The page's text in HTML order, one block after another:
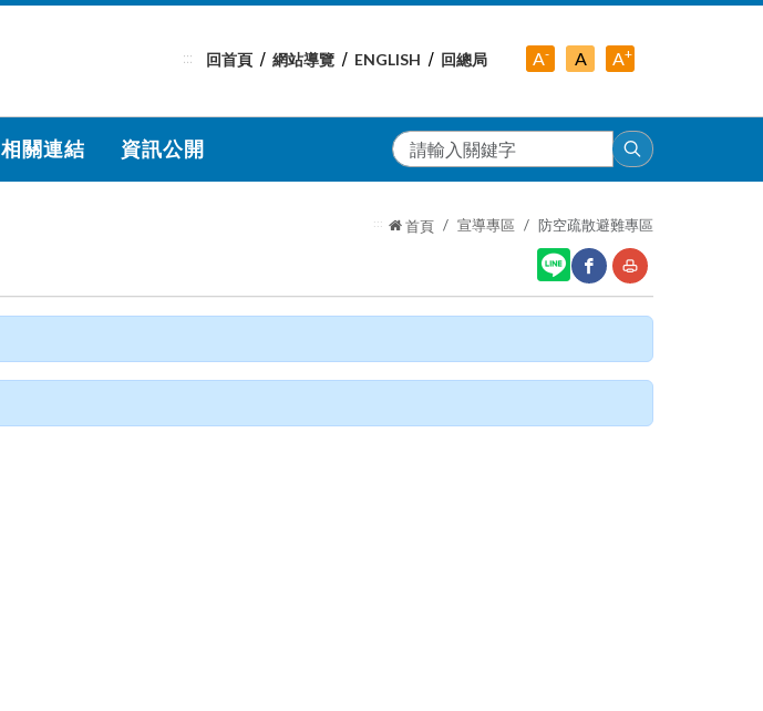
::: 回首頁 網站導覽 ENGLISH 回總局 A-
級
A中
A+
級
相關連結 資訊公開
搜
尋
::: 首頁 宣導專區 防空疏散避難專區
站
享
善
印